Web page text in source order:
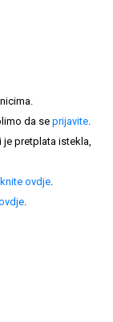
da se prijavite.
pretplata istekla,
ovdje.
.